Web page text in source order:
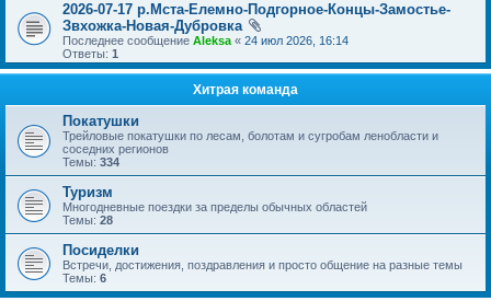
2026-07-17 р.Мста-Елемно-Подгорное-Концы-Замостье-
Звхожка-Новая-Дубровка
Последнее сообщение Aleksa « 24 июл 2026, 16:14
Ответы: 1
Хитрая команда
Покатушки
Трейловые покатушки по лесам, болотам и сугробам ленобласти и
соседних регионов
Темы: 334
Туризм
Многодневные поездки за пределы обычных областей
Темы: 28
Посиделки
Встречи, достижения, поздравления и просто общение на разные темы
Темы: 6